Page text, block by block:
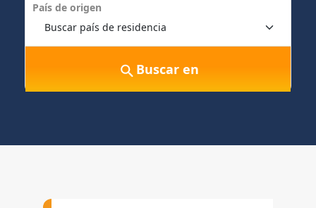
País de origen
Buscar en